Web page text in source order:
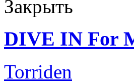
Закрыть
DIVE IN For
Torriden